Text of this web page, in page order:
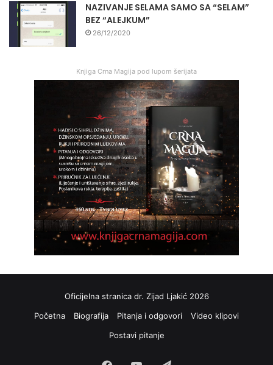
NAZIVANJE SELAMA SAMO SA “SELAM”
BEZ “ALEJKUM”
26/12/2020
Knjiga Crna Magija pod lupom šerijata
Oficijelna stranica dr. Zijad Ljakić 2026
Početna
Biografija Pitanja i odgovori
Video klipovi
Postavi pitanje